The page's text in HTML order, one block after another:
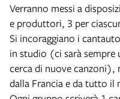
Verranno messi a
e produttori, 3 per
Si incoraggiano i
in studio (ci sarà sempre
cerca di nuove canzoni),
dalla Francia e da tutto il